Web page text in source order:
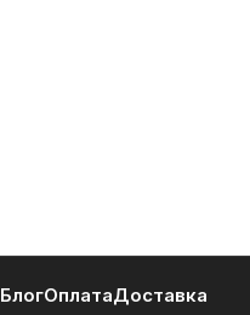
БлогОплатаДоставка